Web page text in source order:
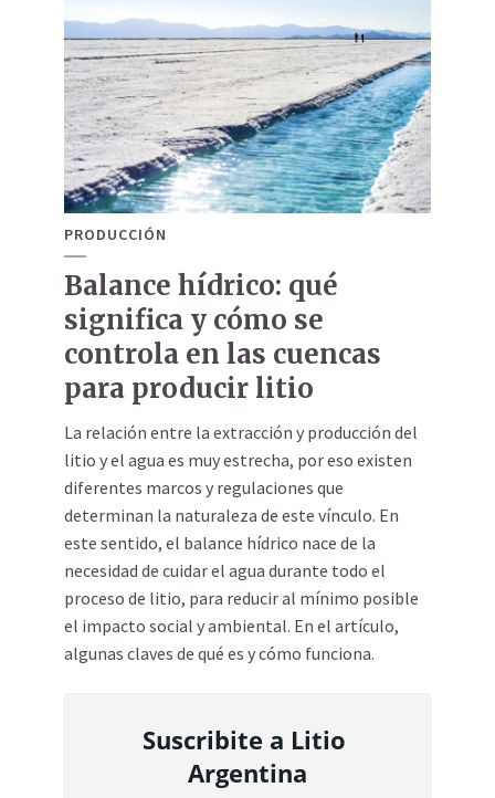
PRODUCCIÓN
Balance hídrico: qué
significa y cómo se
controla en las cuencas
para producir litio
La relación entre la extracción y producción del
litio y el agua es muy estrecha, por eso existen
diferentes marcos y regulaciones que
determinan la naturaleza de este vínculo. En
este sentido, el balance hídrico nace de la
necesidad de cuidar el agua durante todo el
proceso de litio, para reducir al mínimo posible
el impacto social y ambiental. En el artículo,
algunas claves de qué es y cómo funciona.
Suscribite a Litio
Argentina